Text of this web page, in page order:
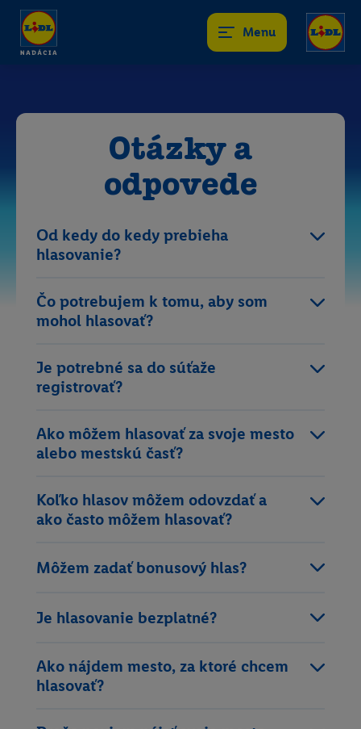
Menu
Otázky a
odpovede
Od kedy do kedy prebieha
hlasovanie?
Čo potrebujem k tomu, aby som
mohol hlasovať?
Je potrebné sa do súťaže
registrovať?
Ako môžem hlasovať za svoje mesto
alebo mestskú časť?
Koľko hlasov môžem odovzdať a
ako často môžem hlasovať?
Môžem zadať bonusový hlas?
Je hlasovanie bezplatné?
Ako nájdem mesto, za ktoré chcem
hlasovať?